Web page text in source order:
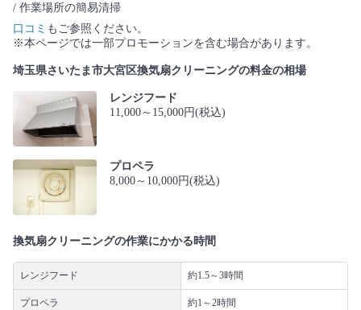
/ 作業場所の簡易清掃
口コミ もご参照ください。
※本ページでは一部プロモーションを含む場合があります。
埼玉県さいたま市大宮区換気扇クリーニングの料金の相場
レンジフード
11,000～15,000円(税込)
プロペラ
8,000～10,000円(税込)
換気扇クリーニングの作業にかかる時間
レンジフード 約1.5～3時間
プロペラ 約1～2時間